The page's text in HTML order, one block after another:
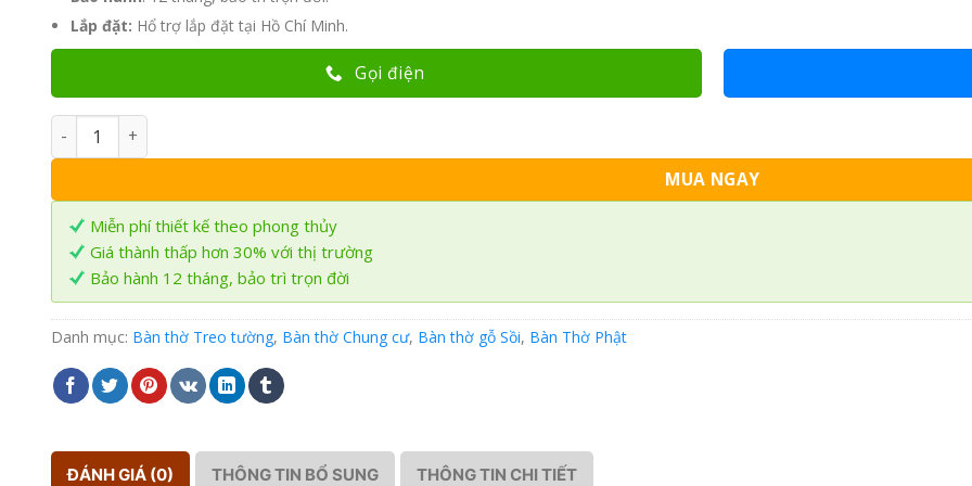
Lắp đặt: Hổ trợ lắp đặt tại Hồ Chí Minh.
Gọi điện
Trang thờ treo tường gỗ Sồi 88x48cm TT-16 số lượng
MUA NGAY
Miễn phí thiết kế theo phong thủy
Giá thành thấp hơn 30% với thị trường
Bảo hành 12 tháng, bảo trì trọn đời
Danh mục: Bàn thờ Treo tường, Bàn thờ Chung cư, Bàn thờ gỗ Sồi, Bàn Thờ Phật
ĐÁNH GIÁ (0) THÔNG TIN BỔ SUNG THÔNG TIN CHI TIẾT